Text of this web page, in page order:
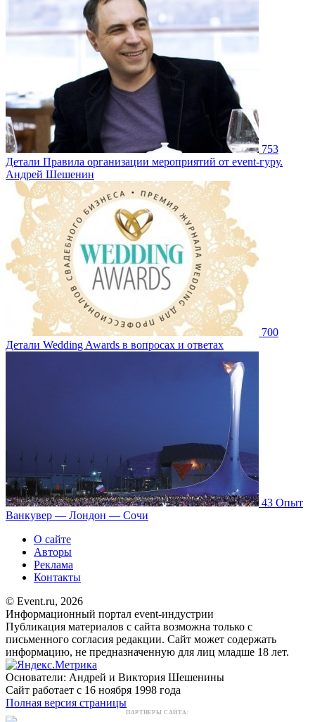
753
Детали Правила организации мероприятий от event-гуру.
Андрей Шешенин
700
Детали Wedding Awards в вопросах и ответах
43 Опыт
Ванкувер — Лондон — Сочи
О сайте
Авторы
Реклама
Контакты
© Event.ru, 2026
Информационный портал event-индустрии
Публикация материалов с сайта возможна только с
письменного согласия редакции. Сайт может содержать
информацию, не предназначенную для лиц младше 18 лет.
Основатели: Андрей и Виктория Шешенины
Сайт работает с 16 ноября 1998 года
Полная версия страницы
ПАРТНЕРЫ САЙТА: